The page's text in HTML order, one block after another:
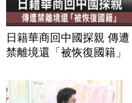
日籍華商回中國探親 傳遭
禁離境還「被恢復國籍」